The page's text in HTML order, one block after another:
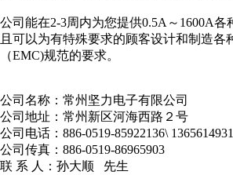
公司能在2-3周内为您提供0.5A～1600A
且可以为有特殊要求的顾客设计和制造
（EMC)规范的要求。
公司名称：常州坚力电子有限公司
公司地址：常州新区河海西路２号
公司电话：886-0519-85922136\
公司传真：886-0519-86965903
联 系 人：孙大顺 先生